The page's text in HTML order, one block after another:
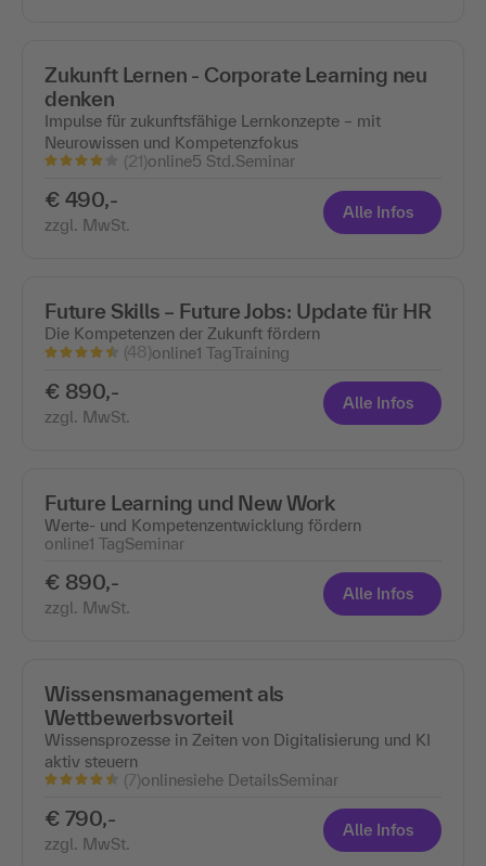
Zukunft Lernen - Corporate Learning neu
denken
Impulse für zukunftsfähige Lernkonzepte – mit
Neurowissen und Kompetenzfokus
(21)online5 Std.Seminar
€ 490,-
zzgl. MwSt.
Alle Infos
Future Skills – Future Jobs: Update für HR
Die Kompetenzen der Zukunft fördern
(48)online1 TagTraining
€ 890,-
zzgl. MwSt.
Alle Infos
Future Learning und New Work
Werte- und Kompetenzentwicklung fördern
online1 TagSeminar
€ 890,-
zzgl. MwSt.
Alle Infos
Wissensmanagement als
Wettbewerbsvorteil
Wissensprozesse in Zeiten von Digitalisierung und KI
aktiv steuern
(7)onlinesiehe DetailsSeminar
€ 790,-
zzgl. MwSt.
Alle Infos